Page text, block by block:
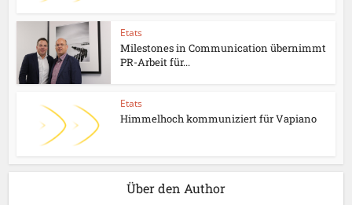
Etats
Milestones in Communication übernimmt
PR-Arbeit für...
Etats
Himmelhoch kommuniziert für Vapiano
Über den Author